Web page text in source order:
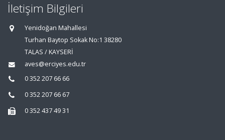
İletişim Bilgileri
Yenidoğan Mahallesi
Turhan Baytop Sokak No:1 38280
TALAS / KAYSERİ
aves@erciyes.edu.tr
0 352 207 66 66
0 352 207 66 67
0 352 437 49 31